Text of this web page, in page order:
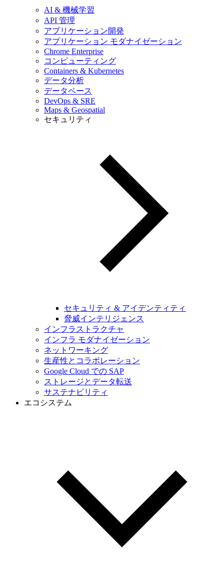
AI & 機械学習
API 管理
アプリケーション開発
アプリケーション モダナイゼーション
Chrome Enterprise
コンピューティング
Containers & Kubernetes
データ分析
データベース
DevOps & SRE
Maps & Geospatial
セキュリティ
セキュリティ & アイデンティティ
脅威インテリジェンス
インフラストラクチャ
インフラ モダナイゼーション
ネットワーキング
生産性とコラボレーション
Google Cloud での SAP
ストレージとデータ転送
サステナビリティ
エコシステム